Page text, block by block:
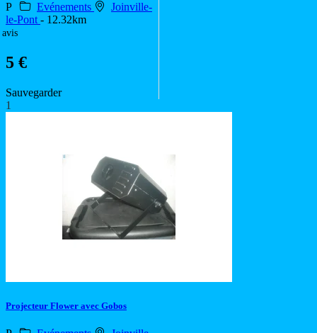
P Evénements
Joinville-
le-Pont - 12.32km
avis
5 €
Sauvegarder
1
Projecteur Flower avec Gobos